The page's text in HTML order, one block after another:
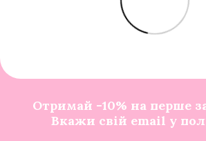
Отримай -10% на перше
Вкажи свій email у